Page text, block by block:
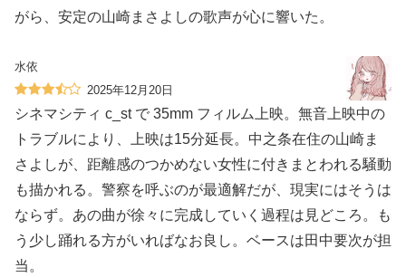
がら、安定の山崎まさよしの歌声が心に響いた。
水依
2025年12月20日
シネマシティ c_st で 35mm フィルム上映。無音上映中の
トラブルにより、上映は15分延長。中之条在住の山崎ま
さよしが、距離感のつかめない女性に付きまとわれる騒動
も描かれる。警察を呼ぶのが最適解だが、現実にはそうは
ならず。あの曲が徐々に完成していく過程は見どころ。も
う少し踊れる方がいればなお良し。ベースは田中要次が担
当。